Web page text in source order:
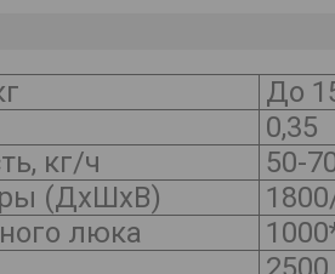
До
0,35
кг/ч
50-
(ДхШхВ)
люка